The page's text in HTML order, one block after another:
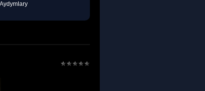
Aydymlary